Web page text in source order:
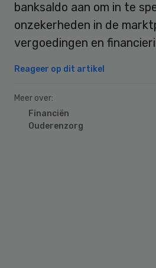
banksaldo aan om in te
onzekerheden in de
vergoedingen en
Reageer op dit artikel
Meer over:
Financiën
Ouderenzorg